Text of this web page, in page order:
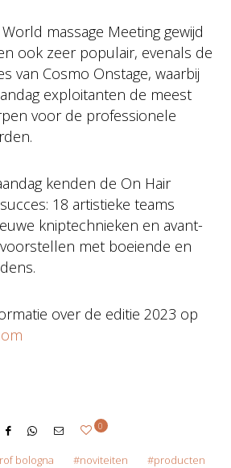
massage Meeting gewijd
ook zeer populair, evenals de
van Cosmo Onstage, waarbij
exploitanten de meest
voor de professionele
kenden de On Hair
18 artistieke teams
kniptechnieken en avant-
met boeiende en
over de editie 2023 op
0
bologna noviteiten
producten